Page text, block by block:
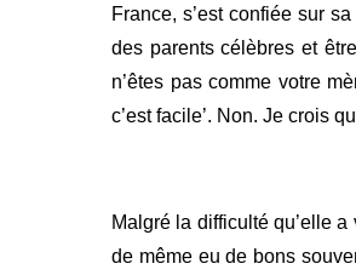
France, s’est confiée sur
des parents célèbres et
n’êtes pas comme votre
c’est facile’. Non. Je crois
Malgré la difficulté qu’elle
de même eu de bons